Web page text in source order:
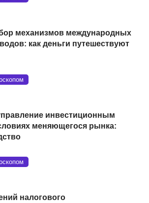
механизмов международных
как деньги путешествуют
инвестиционным
меняющегося рынка:
налогового